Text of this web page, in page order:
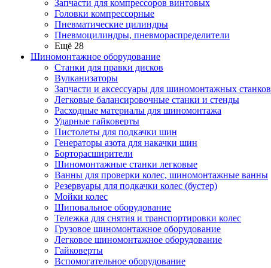
Запчасти для компрессоров винтовых
Головки компрессорные
Пневматические цилиндры
Пневмоцилиндры, пневмораспределители
Ещё 28
Шиномонтажное оборудование
Станки для правки дисков
Вулканизаторы
Запчасти и аксессуары для шиномонтажных станков
Легковые балансировочные станки и стенды
Расходные материалы для шиномонтажа
Ударные гайковерты
Пистолеты для подкачки шин
Генераторы азота для накачки шин
Борторасширители
Шиномонтажные станки легковые
Ванны для проверки колес, шиномонтажные ванны
Резервуары для подкачки колес (бустер)
Мойки колес
Шиповальное оборудование
Тележка для снятия и транспортировки колес
Грузовое шиномонтажное оборудование
Легковое шиномонтажное оборудование
Гайковерты
Вспомогательное оборудование